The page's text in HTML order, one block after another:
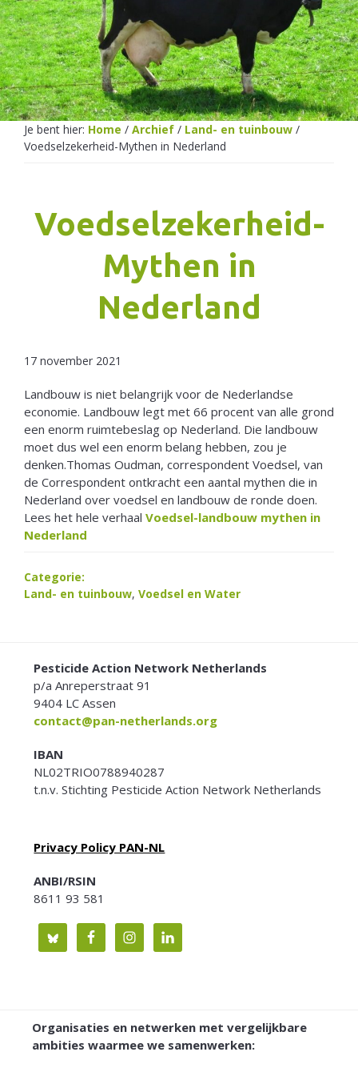
Netherlands
Je bent hier: Home / Archief / Land- en tuinbouw /
Voedselzekerheid-Mythen in Nederland
Voedselzekerheid-
Mythen in
Nederland
17 november 2021
Landbouw is niet belangrijk voor de Nederlandse
economie. Landbouw legt met 66 procent van alle grond
een enorm ruimtebeslag op Nederland. Die landbouw
moet dus wel een enorm belang hebben, zou je
denken.Thomas Oudman, correspondent Voedsel, van
de Correspondent ontkracht een aantal mythen die in
Nederland over voedsel en landbouw de ronde doen.
Lees het hele verhaal Voedsel-landbouw mythen in
Nederland
Categorie:
Land- en tuinbouw, Voedsel en Water
FOOTERPesticide Action Network Netherlands
p/a Anreperstraat 91
9404 LC Assen
contact@pan-netherlands.org
IBAN
NL02TRIO0788940287
t.n.v. Stichting Pesticide Action Network Netherlands
Privacy Policy PAN-NL
ANBI/RSIN
8611 93 581
Organisaties en netwerken met vergelijkbare
ambities waarmee we samenwerken: